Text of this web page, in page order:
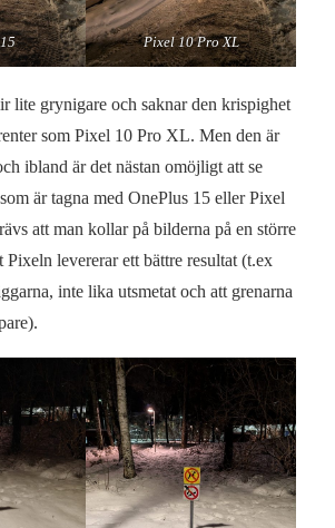
Pixel 10 Pro XL
lite grynigare och saknar den krispighet
som Pixel 10 Pro XL. Men den är
ibland är det nästan omöjligt att se
är tagna med OnePlus 15 eller Pixel
att man kollar på bilderna på en större
Pixeln levererar ett bättre resultat (t.ex
inte lika utsmetat och att grenarna